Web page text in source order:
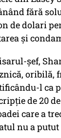
fără
de dolari
și
șef,
oribilă,
l ca
de 20
care a
nu a